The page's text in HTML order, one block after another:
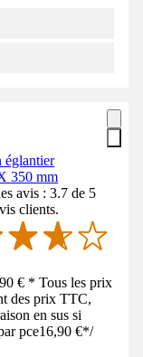
églantier
350 mm
avis : 3.7 de 5
clients.
€ * Tous les prix
des prix TTC,
en sus si
pce16,90 €*/